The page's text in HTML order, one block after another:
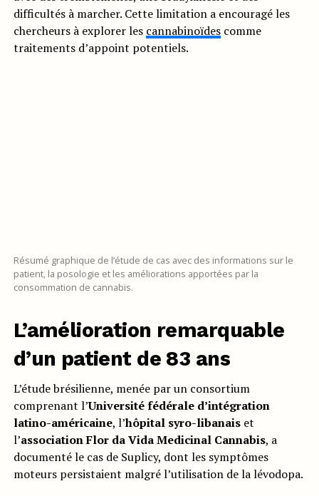
difficultés à marcher. Cette limitation a encouragé les
chercheurs à explorer les cannabinoïdescomme
traitements d’appoint potentiels.
Résumé graphique de l’étude de cas avec des informations sur le
patient, la posologie et les améliorations apportées par la
consommation de cannabis.
L’amélioration remarquable
d’un patient de 83 ans
L’étude brésilienne, menée par un consortium
comprenant l’Université fédérale d’intégration
latino-américaine, l’hôpital syro-libanaiset
l’association Flor da Vida Medicinal Cannabis, a
documenté le cas de Suplicy, dont les symptômes
moteurs persistaient malgré l’utilisation de la lévodopa.